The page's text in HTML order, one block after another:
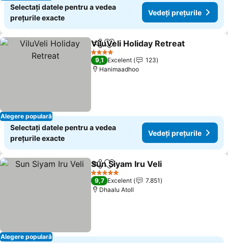
Selectați datele pentru a vedea
prețurile exacte
Vedeți prețurile
Alegere populară
DistribuițiAdăugaţi la favorite
ViluVeli Holiday Retreat
4 Stele
9,1 Excelent
123
Hanimaadhoo
Selectați datele pentru a vedea
prețurile exacte
Vedeți prețurile
Alegere populară
DistribuițiAdăugaţi la favorite
Sun Siyam Iru Veli
5 Stele
9,7 Excelent
7.851
Dhaalu Atoll